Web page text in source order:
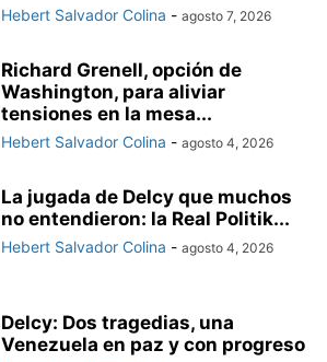
Hebert Salvador Colina - agosto 7, 2026
Richard Grenell, opción de
Washington, para aliviar
tensiones en la mesa...
Hebert Salvador Colina - agosto 4, 2026
La jugada de Delcy que muchos
no entendieron: la Real Politik...
Hebert Salvador Colina - agosto 4, 2026
Delcy: Dos tragedias, una
Venezuela en paz y con progreso